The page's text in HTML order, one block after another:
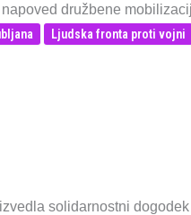
družbene
Ljudska fronta proti vojni
solidarnostni